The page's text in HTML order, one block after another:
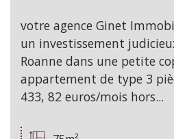
votre agence Ginet
un investissement
Roanne dans une petite
appartement de type 3
433, 82 euros/mois hors...